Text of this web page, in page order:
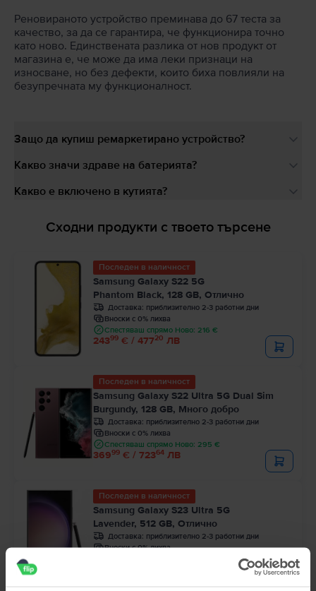
Реновираното устройство преминава до 67 теста за
качество, за да се гарантира, че функционира точно
като ново. Единствената разлика от нов продукт от
магазина е, че може да има леки признаци на
износване, но без дефекти, които биха повлияли на
безупречната му функционалност.
Защо да купиш ремаркетирано устройство?
Какво значи здраве на батерията?
Какво е включено в кутията?
Сходни продукти с твоето търсене
Последен в наличност
Samsung Galaxy S22 5G
Phantom Black, 128 GB, Отлично
Доставка: приблизително 2-3 работни дни
Вноски с 0% лихва
Спестяваш спрямо Ново: 216 €
24399 € / 47720 ЛВ
Последен в наличност
Samsung Galaxy S22 Ultra 5G Dual Sim
Burgundy, 128 GB, Много добро
Доставка: приблизително 2-3 работни дни
Вноски с 0% лихва
Спестяваш спрямо Ново: 295 €
36999 € / 72364 ЛВ
Последен в наличност
Samsung Galaxy S23 Ultra 5G
Lavender, 512 GB, Отлично
Доставка: приблизително 2-3 работни дни
Вноски с 0% лихва